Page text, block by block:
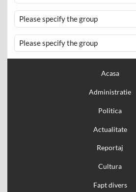
Please specify the group
Please specify the group
Acasa
Administratie
Politica
Actualitate
Reportaj
Cultura
Fapt divers